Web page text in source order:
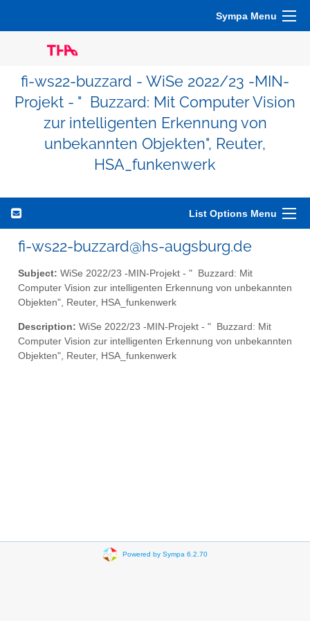
Sympa Menu
fi-ws22-buzzard - WiSe 2022/23 -MIN-
Projekt - " Buzzard: Mit Computer Vision
zur intelligenten Erkennung von
unbekannten Objekten", Reuter,
HSA_funkenwerk
List Options Menu
fi-ws22-buzzard@hs-augsburg.de
Subject: WiSe 2022/23 -MIN-Projekt - " Buzzard: Mit
Computer Vision zur intelligenten Erkennung von unbekannten
Objekten", Reuter, HSA_funkenwerk
Description: WiSe 2022/23 -MIN-Projekt - " Buzzard: Mit
Computer Vision zur intelligenten Erkennung von unbekannten
Objekten", Reuter, HSA_funkenwerk
Powered by Sympa 6.2.70